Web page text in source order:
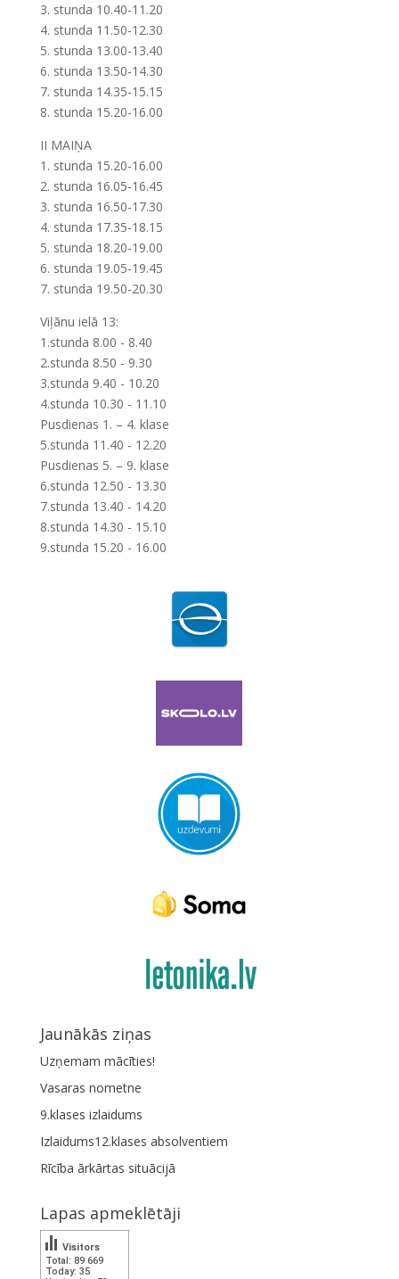
3. stunda 10.40-11.20
4. stunda 11.50-12.30
5. stunda 13.00-13.40
6. stunda 13.50-14.30
7. stunda 14.35-15.15
8. stunda 15.20-16.00
II MAIŅA
1. stunda 15.20-16.00
2. stunda 16.05-16.45
3. stunda 16.50-17.30
4. stunda 17.35-18.15
5. stunda 18.20-19.00
6. stunda 19.05-19.45
7. stunda 19.50-20.30
Viļānu ielā 13:
1.stunda 8.00 - 8.40
2.stunda 8.50 - 9.30
3.stunda 9.40 - 10.20
4.stunda 10.30 - 11.10
Pusdienas 1. – 4. klase
5.stunda 11.40 - 12.20
Pusdienas 5. – 9. klase
6.stunda 12.50 - 13.30
7.stunda 13.40 - 14.20
8.stunda 14.30 - 15.10
9.stunda 15.20 - 16.00
Jaunākās ziņas
Uzņemam mācīties!
Vasaras nometne
9.klases izlaidums
Izlaidums12.klases absolventiem
Rīcība ārkārtas situācijā
Lapas apmeklētāji
Total: 89 669
Today: 35
Visitors